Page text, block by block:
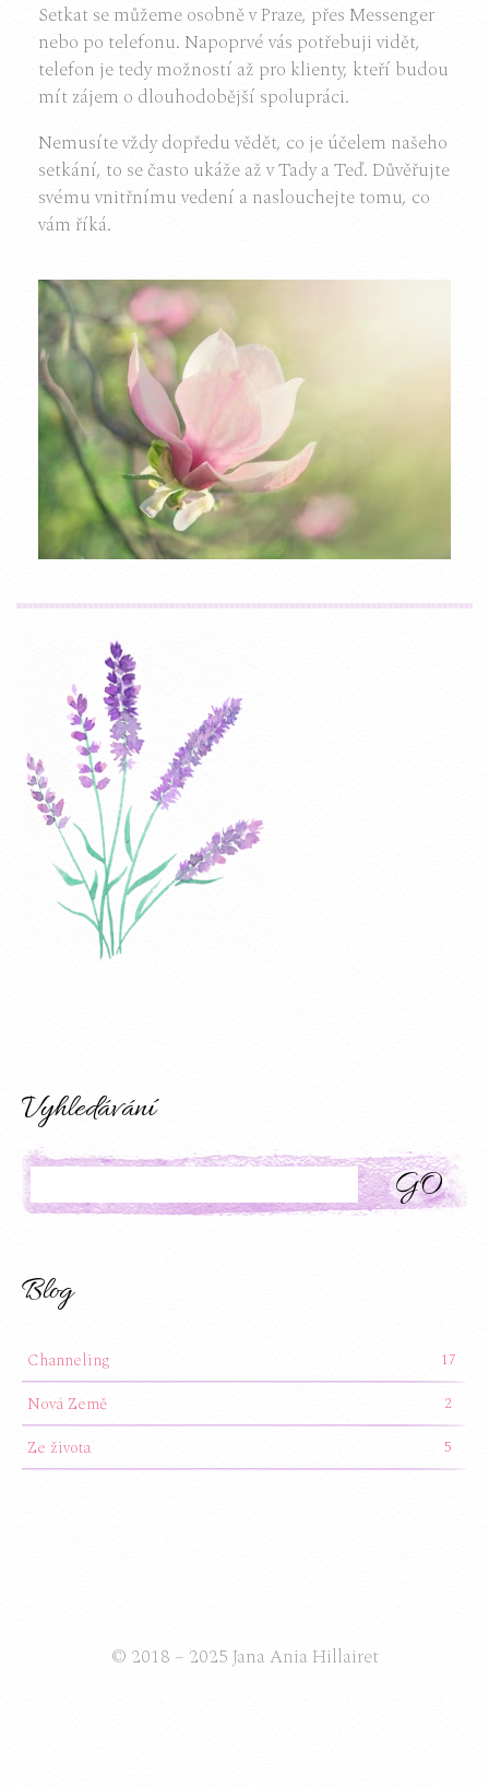
Setkat se můžeme osobně v Praze, přes Messenger
nebo po telefonu. Napoprvé vás potřebuji vidět,
telefon je tedy možností až pro klienty, kteří budou
mít zájem o dlouhodobější spolupráci.
Nemusíte vždy dopředu vědět, co je účelem našeho
setkání, to se často ukáže až v Tady a Teď. Důvěřujte
svému vnitřnímu vedení a naslouchejte tomu, co
vám říká.
Vyhledávání
Blog
Channeling 17
Nová Země 2
Ze života 5
© 2018 – 2025 Jana Ania Hillairet